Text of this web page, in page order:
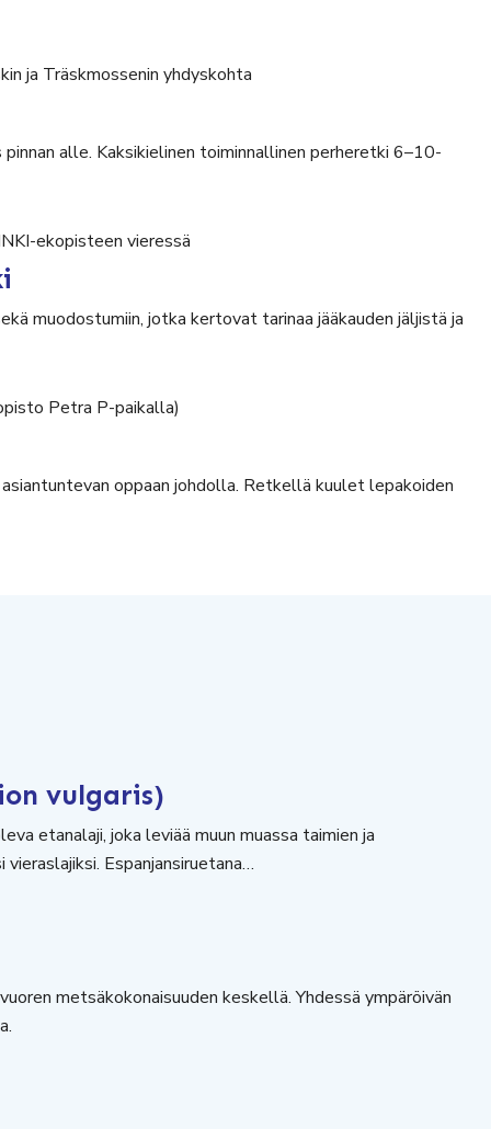
ja Träskmossenin yhdyskohta
alle. Kaksikielinen toiminnallinen perheretki 6–10-
ekopisteen vieressä
muodostumiin, jotka kertovat tarinaa jääkauden jäljistä ja
Petra P-paikalla)
oppaan johdolla. Retkellä kuulet lepakoiden
vulgaris)
etanalaji, joka leviää muun muassa taimien ja
Espanjansiruetana…
metsäkokonaisuuden keskellä. Yhdessä ympäröivän